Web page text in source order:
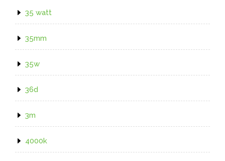
35 watt
35mm
35w
36d
3m
4000k